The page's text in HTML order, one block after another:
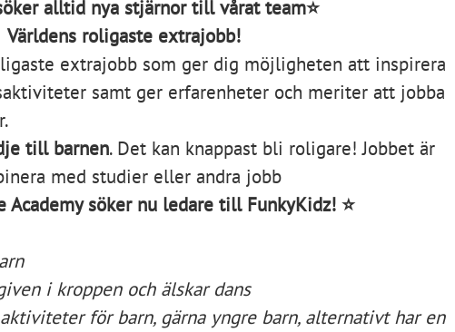
alltid nya stjärnor till vårat team⭐
Världens roligaste extrajobb!
extrajobb som ger dig möjligheten att inspirera
samt ger erfarenheter och meriter att jobba
till barnen. Det kan knappast bli roligare! Jobbet är
med studier eller andra jobb
Academy söker nu ledare till FunkyKidz! ⭐
i kroppen och älskar dans
för barn, gärna yngre barn, alternativt har en